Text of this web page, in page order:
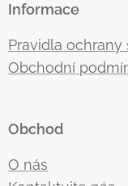
Informace
Pravidla ochrany
Obchodní
Obchod
O nás